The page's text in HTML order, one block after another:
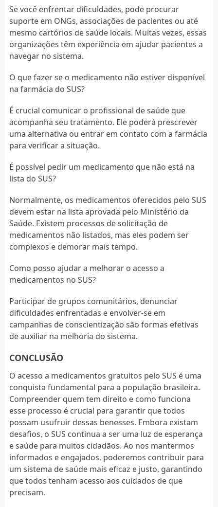
Se você enfrentar dificuldades, pode procurar
suporte em ONGs, associações de pacientes ou até
mesmo cartórios de saúde locais. Muitas vezes, essas
organizações têm experiência em ajudar pacientes a
navegar no sistema.
O que fazer se o medicamento não estiver disponível
na farmácia do SUS?
É crucial comunicar o profissional de saúde que
acompanha seu tratamento. Ele poderá prescrever
uma alternativa ou entrar em contato com a farmácia
para verificar a situação.
É possível pedir um medicamento que não está na
lista do SUS?
Normalmente, os medicamentos oferecidos pelo SUS
devem estar na lista aprovada pelo Ministério da
Saúde. Existem processos de solicitação de
medicamentos não listados, mas eles podem ser
complexos e demorar mais tempo.
Como posso ajudar a melhorar o acesso a
medicamentos no SUS?
Participar de grupos comunitários, denunciar
dificuldades enfrentadas e envolver-se em
campanhas de conscientização são formas efetivas
de auxiliar na melhoria do sistema.
CONCLUSÃO
O acesso a medicamentos gratuitos pelo SUS é uma
conquista fundamental para a população brasileira.
Compreender quem tem direito e como funciona
esse processo é crucial para garantir que todos
possam usufruir dessas benesses. Embora existam
desafios, o SUS continua a ser uma luz de esperança
e saúde para muitos cidadãos. Ao nos mantermos
informados e engajados, poderemos contribuir para
um sistema de saúde mais eficaz e justo, garantindo
que todos tenham acesso aos cuidados de que
precisam.